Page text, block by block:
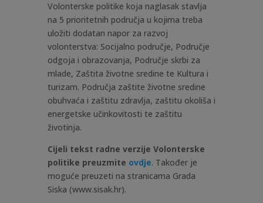
Volonterske politike koja naglasak stavlja
na 5 prioritetnih područja u kojima treba
uložiti dodatan napor za razvoj
volonterstva: Socijalno područje, Područje
odgoja i obrazovanja, Područje skrbi za
mlade, Zaštita životne sredine te Kultura i
turizam. Područja zaštite životne sredine
obuhvaća i zaštitu zdravlja, zaštitu okoliša i
energetske učinkovitosti te zaštitu
životinja.
Cijeli tekst radne verzije Volonterske
politike preuzmite ovdje. Također je
moguće preuzeti na stranicama Grada
Siska (www.sisak.hr).